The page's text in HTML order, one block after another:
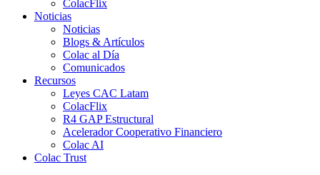
ColacFlix
Noticias
Noticias
Blogs & Artículos
Colac al Día
Comunicados
Recursos
Leyes CAC Latam
ColacFlix
R4 GAP Estructural
Acelerador Cooperativo Financiero
Colac AI
Colac Trust